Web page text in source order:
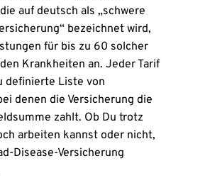
auf deutsch als „schwere
bezeichnet wird,
für bis zu 60 solcher
Krankheiten an. Jeder Tarif
definierte Liste von
denen die Versicherung die
zahlt. Ob Du trotz
arbeiten kannst oder nicht,
Disease-Versicherung